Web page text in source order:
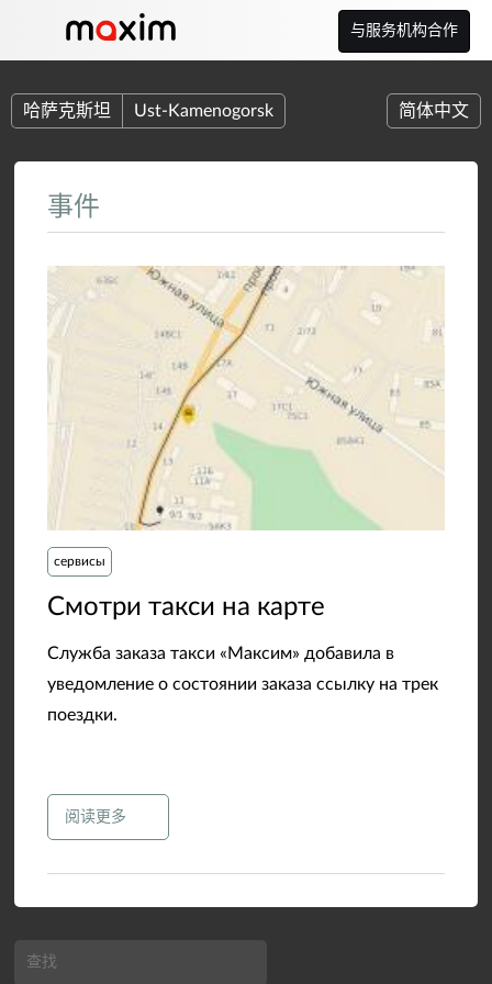
与服务机构合作
哈萨克斯坦 Ust-Kamenogorsk 简体中文
事件
сервисы
​Смотри такси на карте
Служба заказа такси «Максим» добавила в
уведомление о состоянии заказа ссылку на трек
поездки.
阅读更多